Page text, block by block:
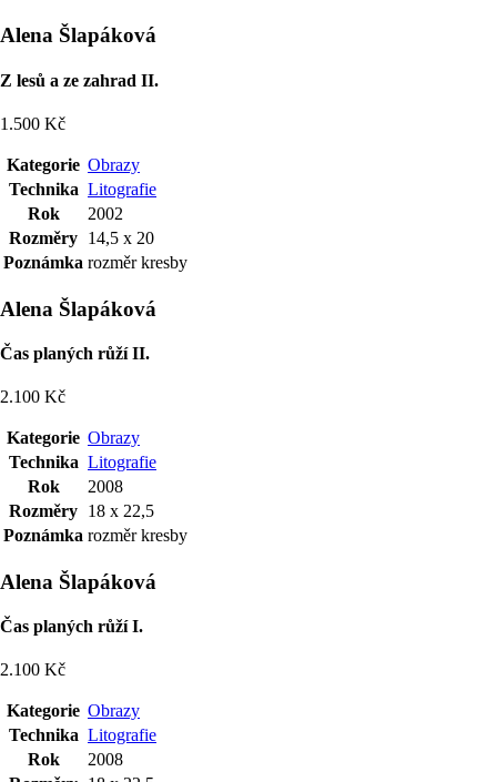
Alena Šlapáková
Z lesů a ze zahrad II.
1.500 Kč
Kategorie Obrazy
Technika Litografie
Rok
2002
Rozměry 14,5 x 20
Poznámka rozměr kresby
Alena Šlapáková
Čas planých růží II.
2.100 Kč
Kategorie Obrazy
Technika Litografie
Rok
2008
Rozměry 18 x 22,5
Poznámka rozměr kresby
Alena Šlapáková
Čas planých růží I.
2.100 Kč
Kategorie Obrazy
Technika Litografie
Rok
2008